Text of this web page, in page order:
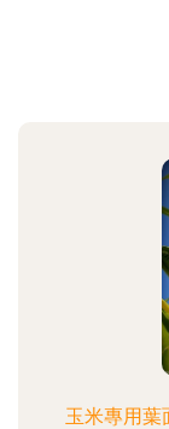
玉米專用葉